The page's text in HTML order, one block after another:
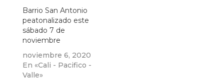
Barrio San Antonio
peatonalizado este
sábado 7 de
noviembre
noviembre 6, 2020
En «Cali - Pacifico -
Valle»